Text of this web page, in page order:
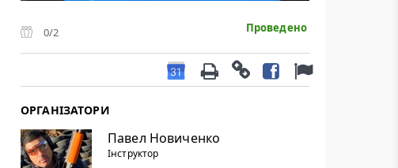
0/2 Проведено
ОРГАНІЗАТОРИ
Павел Новиченко
Інструктор